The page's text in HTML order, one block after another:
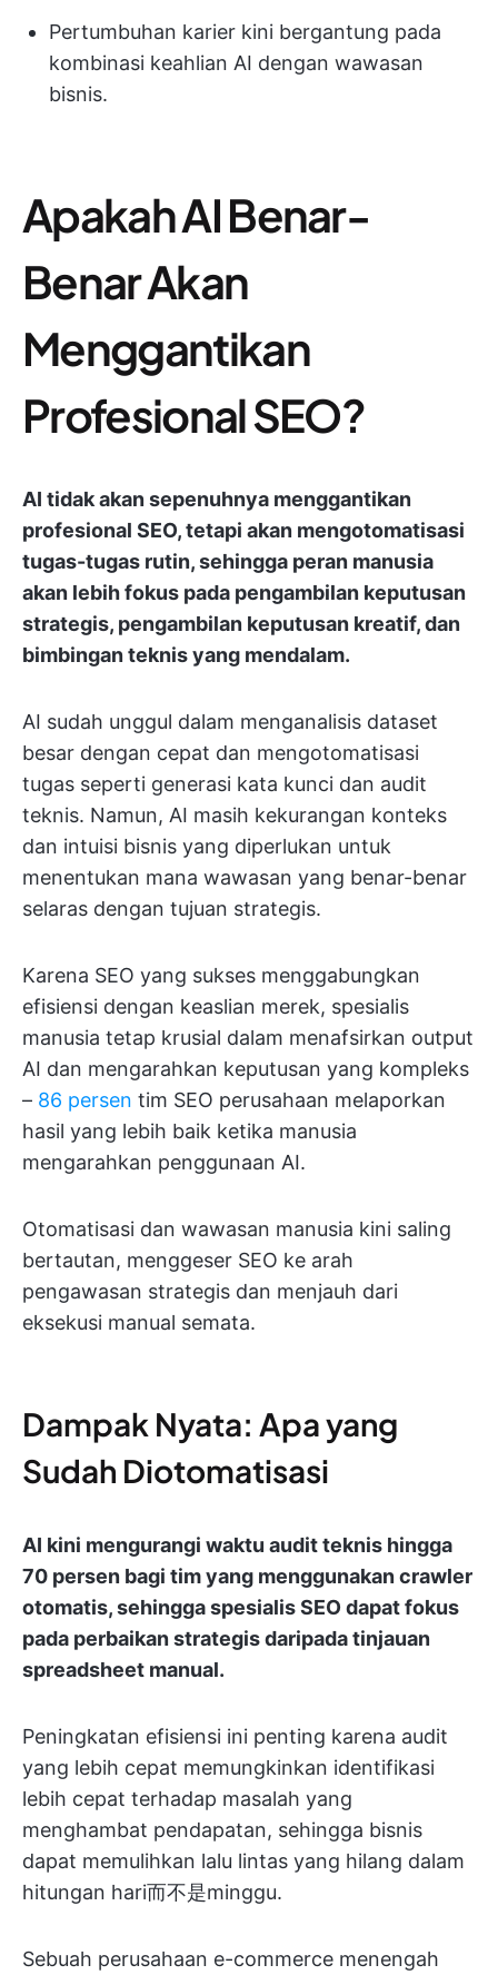
Pertumbuhan karier kini bergantung pada
kombinasi keahlian AI dengan wawasan
bisnis.
Apakah AI Benar-
Benar Akan
Menggantikan
Profesional SEO?
AI tidak akan sepenuhnya menggantikan
profesional SEO, tetapi akan mengotomatisasi
tugas-tugas rutin, sehingga peran manusia
akan lebih fokus pada pengambilan keputusan
strategis, pengambilan keputusan kreatif, dan
bimbingan teknis yang mendalam.
AI sudah unggul dalam menganalisis dataset
besar dengan cepat dan mengotomatisasi
tugas seperti generasi kata kunci dan audit
teknis. Namun, AI masih kekurangan konteks
dan intuisi bisnis yang diperlukan untuk
menentukan mana wawasan yang benar-benar
selaras dengan tujuan strategis.
Karena SEO yang sukses menggabungkan
efisiensi dengan keaslian merek, spesialis
manusia tetap krusial dalam menafsirkan output
AI dan mengarahkan keputusan yang kompleks
– 86 persen tim SEO perusahaan melaporkan
hasil yang lebih baik ketika manusia
mengarahkan penggunaan AI.
Otomatisasi dan wawasan manusia kini saling
bertautan, menggeser SEO ke arah
pengawasan strategis dan menjauh dari
eksekusi manual semata.
Dampak Nyata: Apa yang
Sudah Diotomatisasi
AI kini mengurangi waktu audit teknis hingga
70 persen bagi tim yang menggunakan crawler
otomatis, sehingga spesialis SEO dapat fokus
pada perbaikan strategis daripada tinjauan
spreadsheet manual.
Peningkatan efisiensi ini penting karena audit
yang lebih cepat memungkinkan identifikasi
lebih cepat terhadap masalah yang
menghambat pendapatan, sehingga bisnis
dapat memulihkan lalu lintas yang hilang dalam
hitungan hari而不是minggu.
Sebuah perusahaan e-commerce menengah